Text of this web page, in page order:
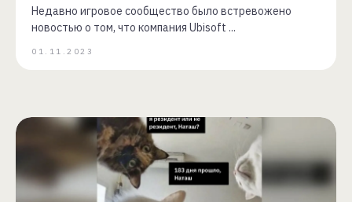
Недавно игровое сообщество было встревожено
новостью о том, что компания Ubisoft ...
01.11.2023